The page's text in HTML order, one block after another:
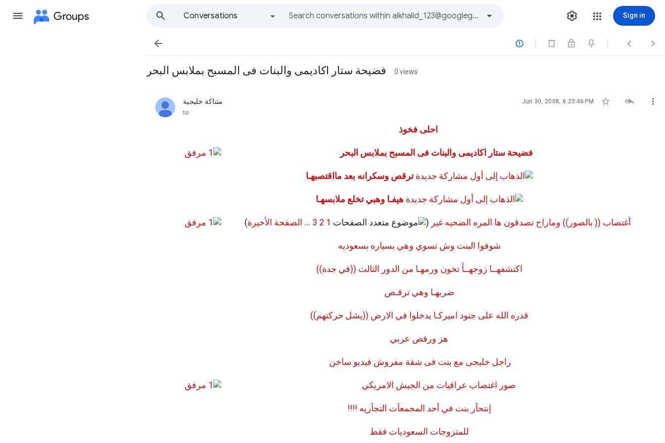
Groups
Conversations
Sign in
   
فضيحة ستار اكاديمى والبنات فى المسبح بملابس البحر 0 views
متناكة خليجية
unread, Jun 30, 2008, 6:23:46 PM   
to
احلى فخوذ
فضيحة ستار اكاديمى والبنات فى المسبح بملابس البحر
ترقص وسكرانه بعد مااقتصبهـا
هيفـا وهبي تخلع ملابسهـا
أغتصاب (( بالصور)) وماراح تصدقون ها المره الضحيه غير (
1
2
3
... الصفحة الأخيرة)
شوفوا البنت وش تسوي وهي بسياره بسعوديه
اكتشفهــا زوجهــأ تخون ورمهـا من الدور الثالث ((في جدة))
ضربهـا وهي ترقـص
قدره الله على جنود اميركـا يدخلوا في الارض ((يشل حركتهم))
هز ورقص عربي
راجل خليجى مع بنت فى شقة مفروش فيديو ساخن
صور اغتصاب عراقيات من الجيش الامريكي
إنتحآر بنت في أحد المجمعآت التجآريه !!!!
للمتزوجات السعوديات فقط